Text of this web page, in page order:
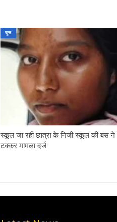
चूरू
स्कूल जा रही छात्रा के निजी स्कूल की बस ने
टक्कर मामला दर्ज